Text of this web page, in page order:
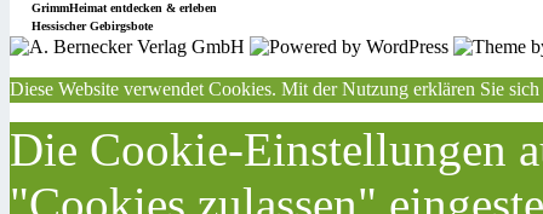
GrimmHeimat entdecken & erleben
Hessischer Gebirgsbote
Diese Website verwendet Cookies. Mit der Nutzung erklären Sie
Die Cookie-Einstellungen